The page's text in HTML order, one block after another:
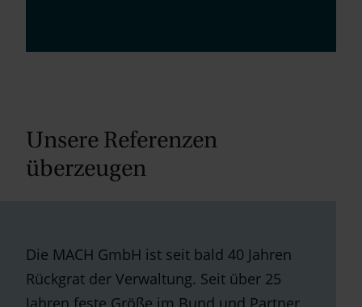
Unsere Referenzen
überzeugen
Die MACH GmbH ist seit bald 40 Jahren
Rückgrat der Verwaltung. Seit über 25
Jahren feste Größe im Bund und Partner